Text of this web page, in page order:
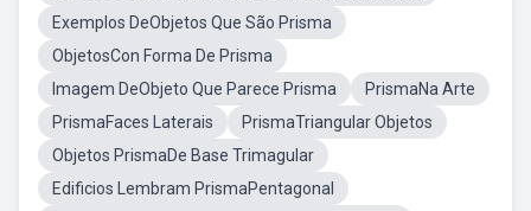
Exemplos DeObjetos Que São Prisma
ObjetosCon Forma De Prisma
Imagem DeObjeto Que Parece Prisma
PrismaNa Arte
PrismaFaces Laterais
PrismaTriangular Objetos
Objetos PrismaDe Base Trimagular
Edificios Lembram PrismaPentagonal